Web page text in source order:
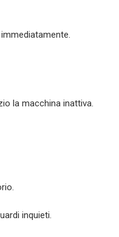
la macchina inattiva.
inquieti.